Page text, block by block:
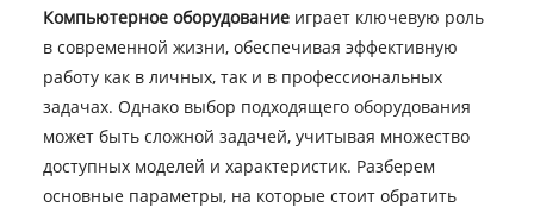
Компьютерное оборудованиеиграет ключевую роль
в современной жизни, обеспечивая эффективную
работу как в личных, так и в профессиональных
задачах. Однако выбор подходящего оборудования
может быть сложной задачей, учитывая множество
доступных моделей и характеристик. Разберем
основные параметры, на которые стоит обратить